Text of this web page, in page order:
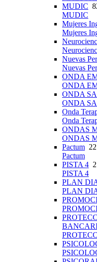
MUDIC
MUDIC
Mujeres
Mujeres
Nuevas
Nuevas
ONDA
ONDA
ONDA
ONDA
Onda
Onda
ONDAS
ONDAS
Pactum 22
Pactum
PISTA 4 2
PISTA 4
PLAN
PLAN